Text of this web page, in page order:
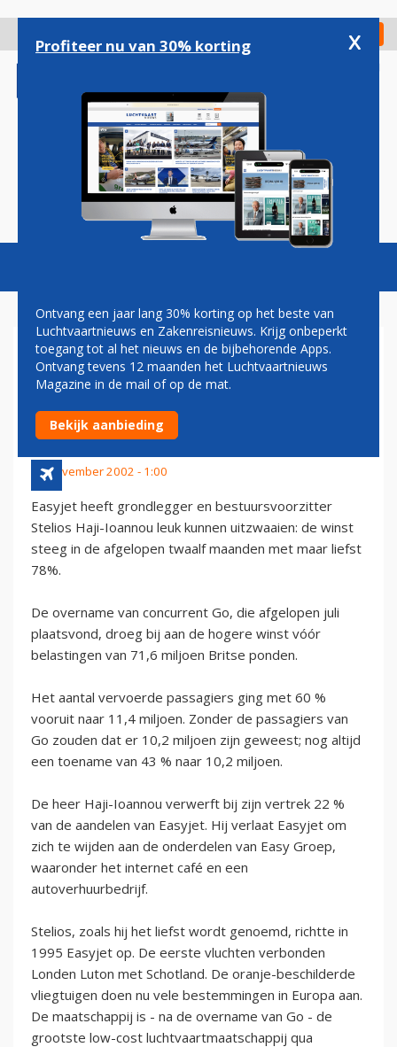
gaan
Check in
Magazine Podcasts Vacatures
EASYJET: WINST OMHOOG EN
VERTREK STELIOS HAJI-
IOANNOU
26 november 2002 - 1:00
Easyjet heeft grondlegger en bestuursvoorzitter
Stelios Haji-Ioannou leuk kunnen uitzwaaien: de winst
steeg in de afgelopen twaalf maanden met maar liefst
78%.
De overname van concurrent Go, die afgelopen juli
plaatsvond, droeg bij aan de hogere winst vóór
belastingen van 71,6 miljoen Britse ponden.
Het aantal vervoerde passagiers ging met 60 %
vooruit naar 11,4 miljoen. Zonder de passagiers van
Go zouden dat er 10,2 miljoen zijn geweest; nog altijd
een toename van 43 % naar 10,2 miljoen.
De heer Haji-Ioannou verwerft bij zijn vertrek 22 %
van de aandelen van Easyjet. Hij verlaat Easyjet om
zich te wijden aan de onderdelen van Easy Groep,
waaronder het internet café en een
autoverhuurbedrijf.
Stelios, zoals hij het liefst wordt genoemd, richtte in
1995 Easyjet op. De eerste vluchten verbonden
Londen Luton met Schotland. De oranje-beschilderde
vliegtuigen doen nu vele bestemmingen in Europa aan.
De maatschappij is - na de overname van Go - de
grootste low-cost luchtvaartmaatschappij qua
Profiteer nu van 30% korting x
Ontvang een jaar lang 30% korting op het beste van
Luchtvaartnieuws en Zakenreisnieuws. Krijg onbeperkt
toegang tot al het nieuws en de bijbehorende Apps.
Ontvang tevens 12 maanden het Luchtvaartnieuws
Magazine in de mail of op de mat.
Bekijk aanbieding